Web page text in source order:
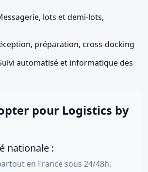
lots et demi-lots,
préparation, cross-docking
automatisé et informatique des
pour Logistics by
nationale :
en France sous 24/48h.